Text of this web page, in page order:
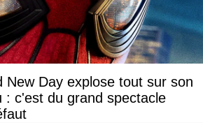
New Day explose tout sur son
: c'est du grand spectacle